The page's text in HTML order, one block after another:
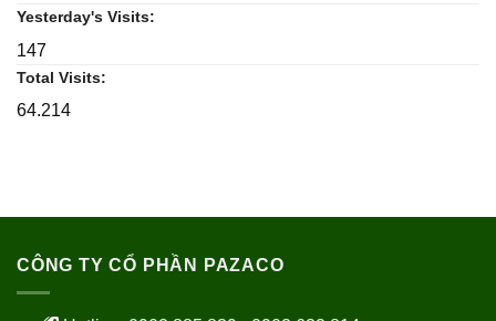
Yesterday's Visits:
147
Total Visits:
64.214
CÔNG TY CỔ PHẦN PAZACO